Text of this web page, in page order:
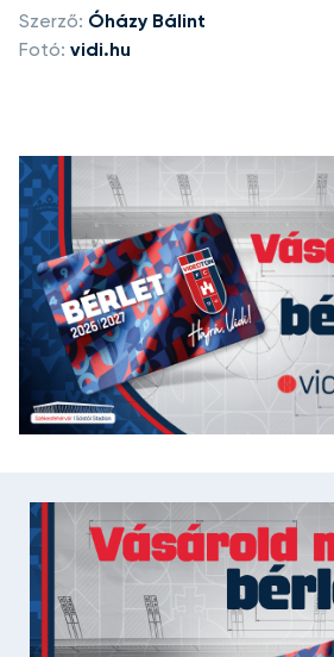
Szerző: Óházy Bálint
Fotó: vidi.hu